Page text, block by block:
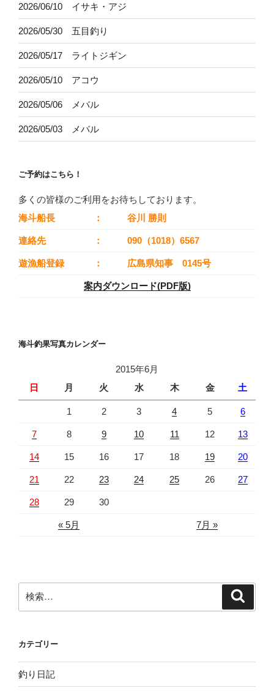
2026/06/10 イサキ・アジ
2026/05/30 五目釣り
2026/05/17 ライトジギン
2026/05/10 アコウ
2026/05/06 メバル
2026/05/03 メバル
ご予約はこちら！
多くの皆様のご利用をお待ちしております。
海斗船長
： 谷川 勝則
連絡先 ： 090（1018）6567
遊漁船登録 ： 広島県知事 0145号
案内ダウンロード(PDF版)
海斗釣果写真カレンダー
2015年6月
日
月 火 水 木 金 土
« 5月 7月 »
1 2 3 4 5 6
7 8 9 10 11 12 13
14 15 16 17 18 19 20
21 22 23 24 25 26 27
28 29 30
検
索:
カテゴリー
釣り日記